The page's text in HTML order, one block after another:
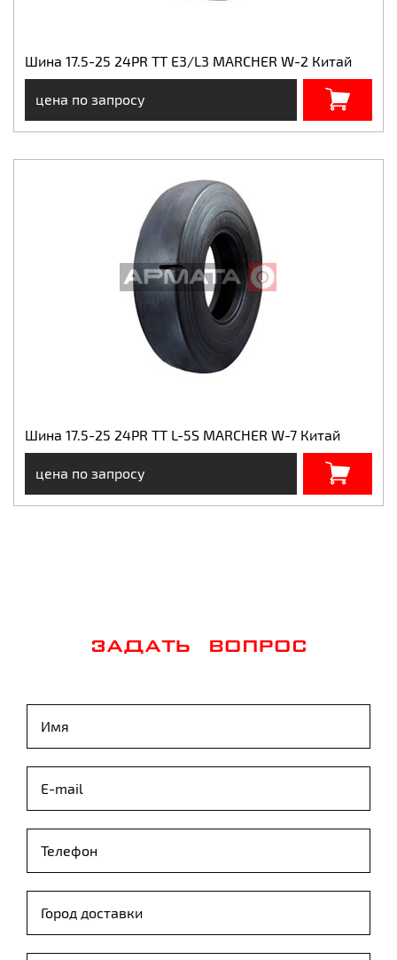
Шина 17.5-25 24PR TT E3/L3 MARCHER W-2 Китай
цена по запросу
Шина 17.5-25 24PR TT L-5S MARCHER W-7 Китай
цена по запросу
ЗАДАТЬ ВОПРОС